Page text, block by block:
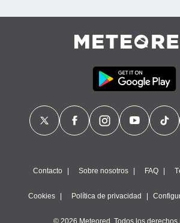
Contacto Sobre nosotros FAQ
Cookies Política de privacidad
© 2026 Meteored. Todos los derechos